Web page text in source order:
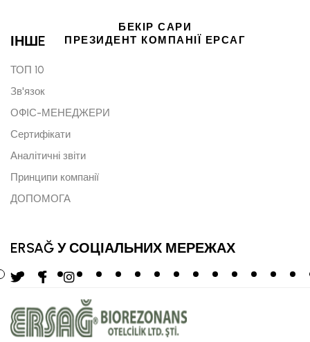
БЕКІР САРИ
ПРЕЗИДЕНТ КОМПАНІЇ ЕРСАГ
ІНШE
ТОП 10
Зв'язок
ОФІС-МЕНЕДЖЕРИ
Сертифікати
Аналітичні звіти
Принципи компанії
ДОПОМОГА
ERSAĞ У СОЦІАЛЬНИХ МЕРЕЖАХ